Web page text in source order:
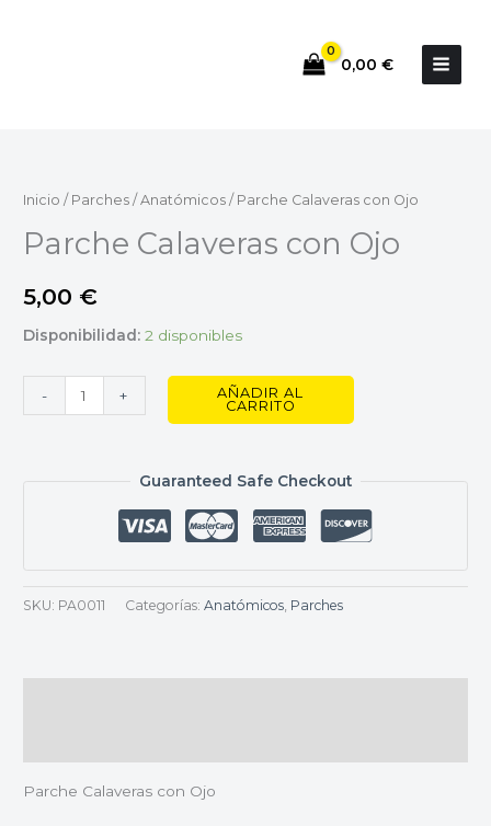
0,00 €
Inicio / Parches / Anatómicos / Parche Calaveras con Ojo
Parche Calaveras con Ojo
5,00 €
Disponibilidad: 2 disponibles
-
con
cantidad
+
AÑADIR AL
CARRITO
Guaranteed Safe Checkout
SKU: PA0011 Categorías: Anatómicos, Parches
Parche Calaveras con Ojo